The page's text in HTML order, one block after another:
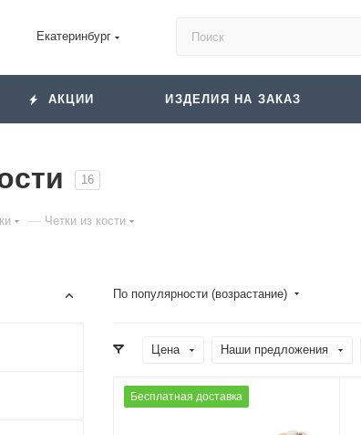
Екатеринбург
АКЦИИ ИЗДЕЛИЯ НА ЗАКАЗ
16
— Четки из кости
По популярности (возрастание)
Цена Наши предложения
Бесплатная доставка